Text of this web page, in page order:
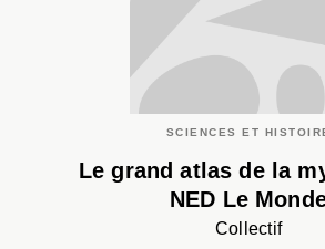
SCIENCES ET
Le grand atlas de la
NED Le
Collectif